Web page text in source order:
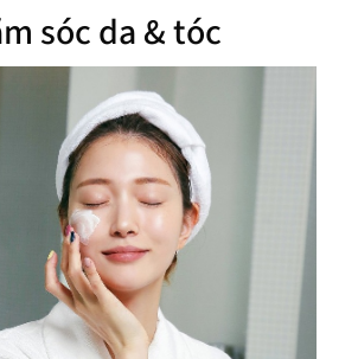
sóc da & tóc